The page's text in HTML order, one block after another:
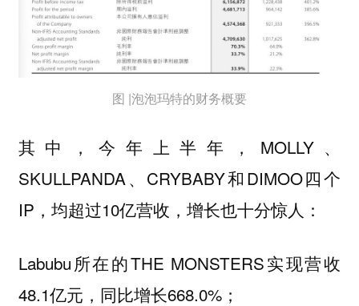
图 |泡泡玛特的财务概要
其中，今年上半年，MOLLY、
SKULLPANDA、CRYBABY和DIMOO四个
IP，均超过10亿营收，增长也十分惊人：
Labubu所在的THE MONSTERS实现营收
48.1亿元，同比增长668.0%；